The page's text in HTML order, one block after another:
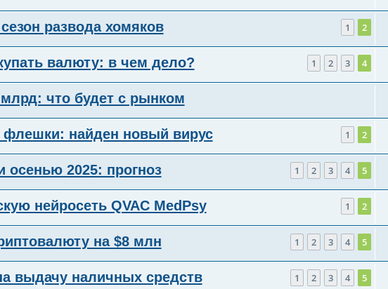
развода хомяков 1 2
валюту: в чем дело? 1 2 3 4
что будет с рынком
флешки: найден новый вирус 1 2
осенью 2025: прогноз 1 2 3 4 5
нейросеть QVAC MedPsy 1 2
на $8 млн 1 2 3 4 5
выдачу наличных средств 1 2 3 4 5